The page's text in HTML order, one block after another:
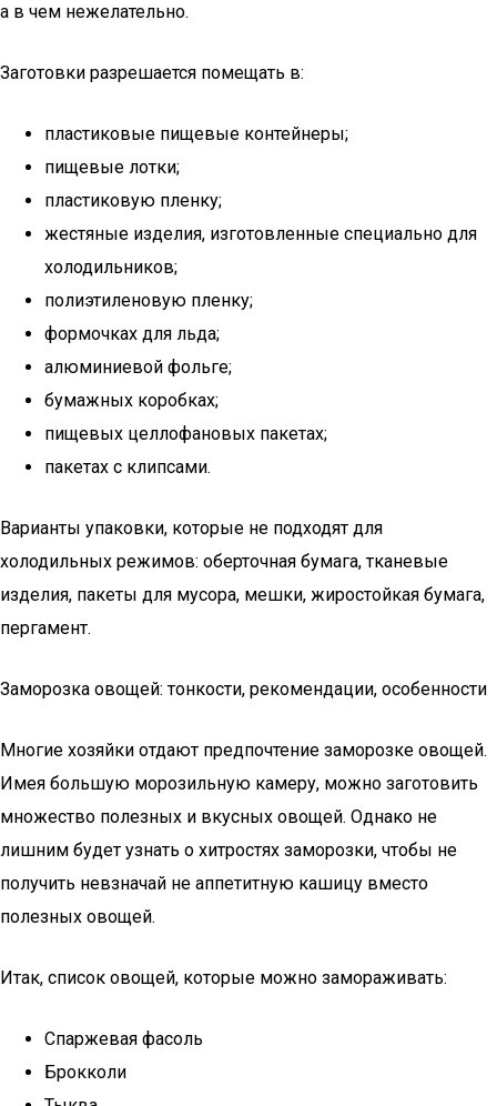
а в чем нежелательно.
Заготовки разрешается помещать в:
пластиковые пищевые контейнеры;
пищевые лотки;
пластиковую пленку;
жестяные изделия, изготовленные специально для
холодильников;
полиэтиленовую пленку;
формочках для льда;
алюминиевой фольге;
бумажных коробках;
пищевых целлофановых пакетах;
пакетах с клипсами.
Варианты упаковки, которые не подходят для
холодильных режимов: оберточная бумага, тканевые
изделия, пакеты для мусора, мешки, жиростойкая бумага,
пергамент.
Заморозка овощей: тонкости, рекомендации, особенности
Многие хозяйки отдают предпочтение заморозке овощей.
Имея большую морозильную камеру, можно заготовить
множество полезных и вкусных овощей. Однако не
лишним будет узнать о хитростях заморозки, чтобы не
получить невзначай не аппетитную кашицу вместо
полезных овощей.
Итак, список овощей, которые можно замораживать:
Спаржевая фасоль
Брокколи